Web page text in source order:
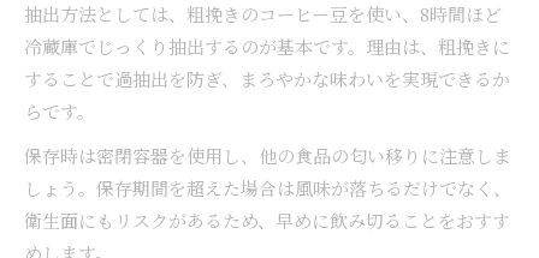
抽出方法としては、粗挽きのコーヒー豆を使い、8時間ほど
冷蔵庫でじっくり抽出するのが基本です。理由は、粗挽きに
することで過抽出を防ぎ、まろやかな味わいを実現できるか
らです。
保存時は密閉容器を使用し、他の食品の匂い移りに注意しま
しょう。保存期間を超えた場合は風味が落ちるだけでなく、
衛生面にもリスクがあるため、早めに飲み切ることをおすす
めします。